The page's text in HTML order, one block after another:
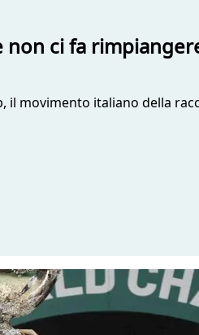
non ci fa
il movimento italiano della